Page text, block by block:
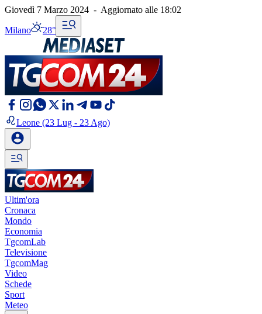
Giovedì 7 Marzo 2024 - Aggiornato alle 18:02
Milano 28°
Leone (23 Lug - 23 Ago)
Ultim'ora
Cronaca
Mondo
Economia
TgcomLab
Televisione
TgcomMag
Video
Schede
Sport
Meteo